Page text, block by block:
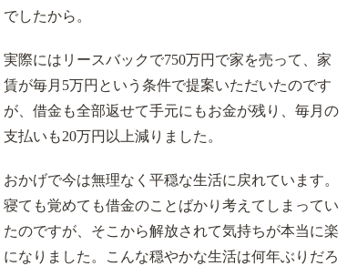
でしたから。
実際にはリースバックで750万円で家を売って、家
賃が毎月5万円という条件で提案いただいたのです
が、借金も全部返せて手元にもお金が残り、毎月の
支払いも20万円以上減りました。
おかげで今は無理なく平穏な生活に戻れています。
寝ても覚めても借金のことばかり考えてしまってい
たのですが、そこから解放されて気持ちが本当に楽
になりました。こんな穏やかな生活は何年ぶりだろ